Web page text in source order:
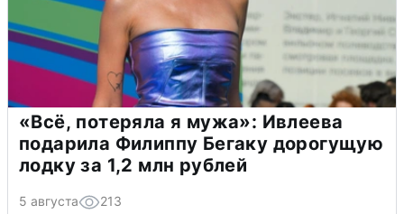
«Всё, потеряла я мужа»: Ивлеева
подарила Филиппу Бегаку дорогущую
лодку за 1,2 млн рублей
5 августа 213